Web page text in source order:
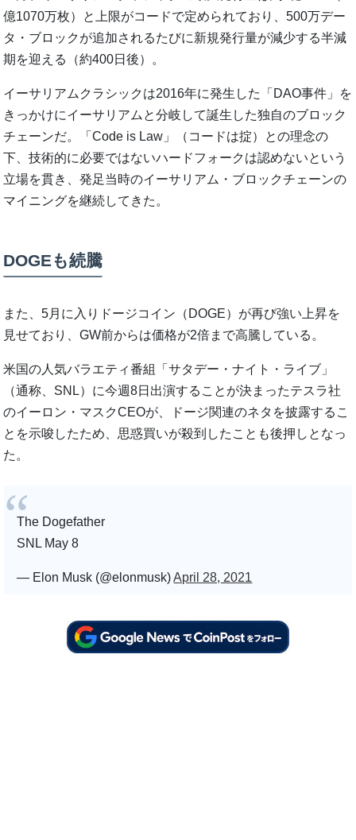
億1070万枚）と上限がコードで定められており、500万デー
タ・ブロックが追加されるたびに新規発行量が減少する半減
期を迎える（約400日後）。
イーサリアムクラシックは2016年に発生した「DAO事件」を
きっかけにイーサリアムと分岐して誕生した独自のブロック
チェーンだ。「Code is Law」（コードは掟）との理念の
下、技術的に必要ではないハードフォークは認めないという
立場を貫き、発足当時のイーサリアム・ブロックチェーンの
マイニングを継続してきた。
DOGEも続騰
また、5月に入りドージコイン（DOGE）が再び強い上昇を
見せており、GW前からは価格が2倍まで高騰している。
米国の人気バラエティ番組「サタデー・ナイト・ライブ」
（通称、SNL）に今週8日出演することが決まったテスラ社
のイーロン・マスクCEOが、ドージ関連のネタを披露するこ
とを示唆したため、思惑買いが殺到したことも後押しとなっ
た。
The Dogefather
SNL May 8
— Elon Musk (@elonmusk)April 28, 2021